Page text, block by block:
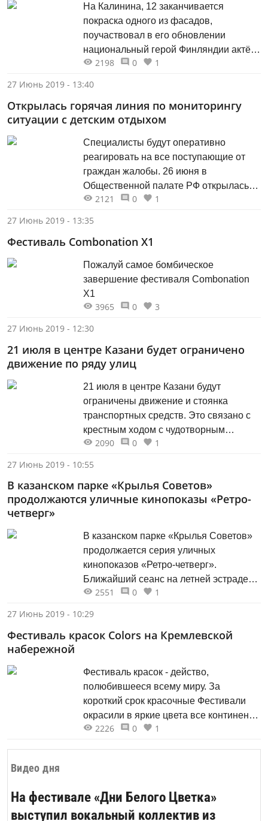
Видео дня
На фестивале «Дни Белого Цветка»
выступил вокальный коллектив из
и спустился только перед отъездом
Вилле для группового фото. А Вилле
Хаапасало внёс свой вклад в
обновление дома, покрасил окно.
На Калинина, 12 заканчивается
покраска одного из фасадов,
поучаствовал в его обновлении
национальный герой Финляндии актёр
и режиссёр Вилле Хаапасало.
2198 0
1
27 Июнь 2019 - 13:40
Открылась горячая линия по мониторингу
ситуации с детским отдыхом
Специалисты будут оперативно
реагировать на все поступающие от
граждан жалобы. 26 июня в
Общественной палате РФ открылась
горячая линия по мониторингу
2121 0
1
27 Июнь 2019 - 13:35
Фестиваль Combonation X1
Пожалуй самое бомбическое
завершение фестиваля Combonation
X1
3965 0
3
27 Июнь 2019 - 12:30
21 июля в центре Казани будет ограничено
движение по ряду улиц
21 июля в центре Казани будут
ограничены движение и стоянка
транспортных средств. Это связано с
крестным ходом с чудотворным
образом Казанской иконы Божией
Крестовоздвиженской церкви.
2090 0
1
27 Июнь 2019 - 10:55
В казанском парке «Крылья Советов»
продолжаются уличные кинопоказы «Ретро-
четверг»
В казанском парке «Крылья Советов»
продолжается серия уличных
кинопоказов «Ретро-четверг».
Ближайший сеанс на летней эстраде
«Ракушка» пройдет 27 июня.
2551 0
1
27 Июнь 2019 - 10:29
Фестиваль красок Colors на Кремлевской
набережной
Фестиваль красок - действо,
полюбившееся всему миру. За
короткий срок красочные Фестивали
окрасили в яркие цвета все континенты
Земли, населенные людьми. Одно из
с красочной пудрой и устроят
настоящий праздник цвета!
2226 0 1